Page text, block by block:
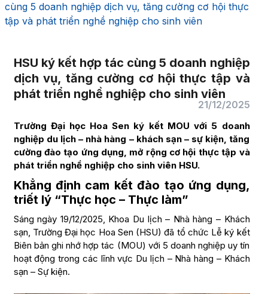
cùng 5 doanh nghiệp dịch vụ, tăng cường cơ hội thực
tập và phát triển nghề nghiệp cho sinh viên
HSU ký kết hợp tác cùng 5 doanh nghiệp
dịch vụ, tăng cường cơ hội thực tập và
phát triển nghề nghiệp cho sinh viên
21/12/2025
Trường Đại học Hoa Sen ký kết MOU với 5 doanh
nghiệp du lịch – nhà hàng – khách sạn – sự kiện, tăng
cường đào tạo ứng dụng, mở rộng cơ hội thực tập và
phát triển nghề nghiệp cho sinh viên HSU.
Khẳng định cam kết đào tạo ứng dụng,
triết lý “Thực học – Thực làm”
Sáng ngày 19/12/2025, Khoa Du lịch – Nhà hàng – Khách
sạn, Trường Đại học Hoa Sen (HSU) đã tổ chức Lễ ký kết
Biên bản ghi nhớ hợp tác (MOU) với 5 doanh nghiệp uy tín
hoạt động trong các lĩnh vực Du lịch – Nhà hàng – Khách
sạn – Sự kiện.